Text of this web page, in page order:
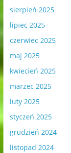
sierpień 2025
lipiec 2025
czerwiec 2025
maj 2025
kwiecień 2025
marzec 2025
luty 2025
styczeń 2025
grudzień 2024
listopad 2024